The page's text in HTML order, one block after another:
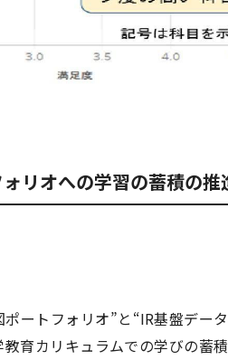
リオへの学習の蓄積の
ポートフォリオ”と“IR基盤デー
教育カリキュラムでの学びの蓄